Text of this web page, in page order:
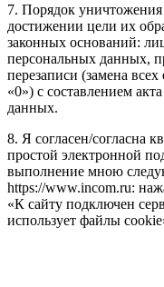
7. Порядок
достижении цели их
законных оснований:
персональных данных,
перезаписи (замена
«0») с составлением
данных.
8. Я согласен/согласна
простой электронной
выполнение мною
https://www.incom.ru:
«К сайту подключен
использует файлы